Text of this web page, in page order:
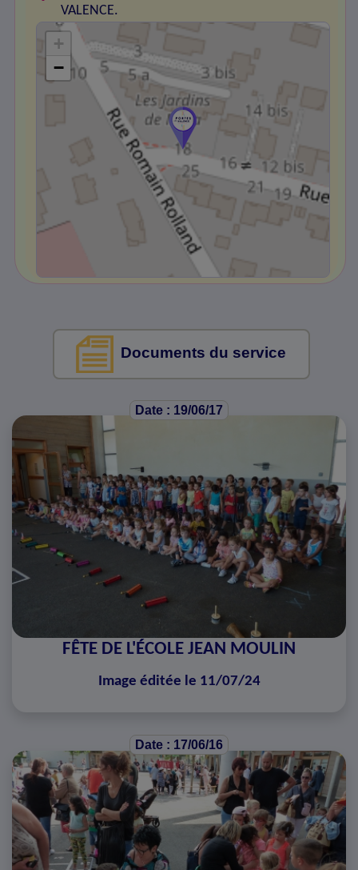
VALENCE.
+
−
Documents du service
Date : 19/06/17
FÊTE DE L'ÉCOLE JEAN MOULIN
Image éditée le 11/07/24
Date : 17/06/16